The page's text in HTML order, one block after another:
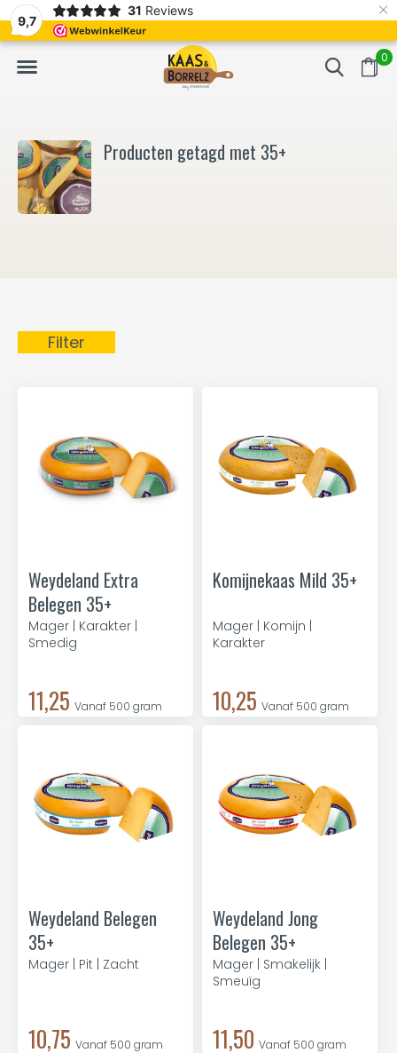
9,7
31 Reviews ×
0
Vers van het mes en gevacumeerd Vaak volgende
Producten getagd met 35+
Filter
Weydeland Extra
Belegen 35+
Mager | Karakter |
Smedig
11,25 Vanaf 500 gram
Komijnekaas Mild 35+
Mager | Komijn |
Karakter
10,25 Vanaf 500 gram
Weydeland Belegen
35+
Mager | Pit | Zacht
10,75 Vanaf 500 gram
Weydeland Jong
Belegen 35+
Mager | Smakelijk |
Smeuïg
11,50 Vanaf 500 gram